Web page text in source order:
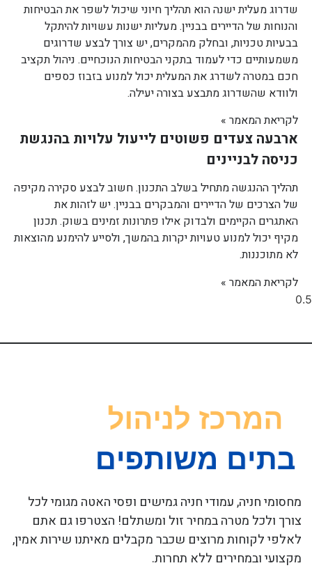
שדרוג מעלית ישנה הוא תהליך חיוני שיכול לשפר את הבטיחות
והנוחות של הדיירים בבניין. מעליות ישנות עשויות להיתקל
בבעיות טכניות, ובחלק מהמקרים, יש צורך לבצע שדרוגים
משמעותיים כדי לעמוד בתקני הבטיחות הנוכחיים. ניהול תקציב
חכם במטרה לשדרג את המעלית יכול למנוע בזבוז כספים
ולוודא שהשדרוג מתבצע בצורה יעילה.
לקריאת המאמר »
ארבעה צעדים פשוטים לייעול עלויות בהנגשת
כניסה לבניינים
תהליך ההנגשה מתחיל בשלב התכנון. חשוב לבצע סקירה מקיפה
של הצרכים של הדיירים והמבקרים בבניין. יש לזהות את
האתגרים הקיימים ולבדוק אילו פתרונות זמינים בשוק. תכנון
מקיף יכול למנוע טעויות יקרות בהמשך, ולסייע להימנע מהוצאות
לא מתוכננות.
לקריאת המאמר »
מחסומי חניה, עמודי חניה גמישים ופסי האטה מגומי לכל
צורך ולכל מטרה במחיר זול ומשתלם! הצטרפו גם אתם
לאלפי לקוחות מרוצים שכבר מקבלים מאיתנו שירות אמין,
מקצועי ובמחירים ללא תחרות.